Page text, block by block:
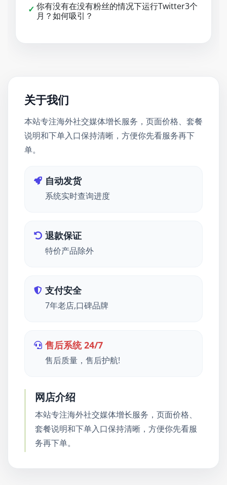
✓ 你有没有在没有粉丝的情况下运行Twitter3个
月？如何吸引？
关于我们
本站专注海外社交媒体增长服务，页面价格、套餐
说明和下单入口保持清晰，方便你先看服务再下
单。
自动发货
系统实时查询进度
退款保证
特价产品除外
支付安全
7年老店,口碑品牌
售后系统 24/7
售后质量，售后护航!
网店介绍
本站专注海外社交媒体增长服务，页面价格、
套餐说明和下单入口保持清晰，方便你先看服
务再下单。